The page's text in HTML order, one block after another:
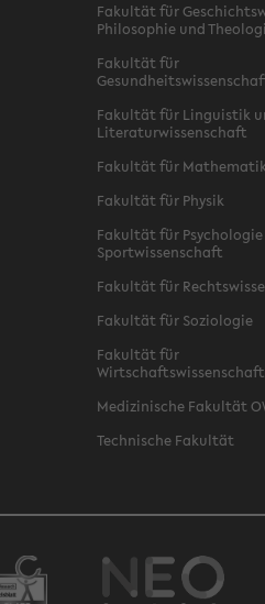
Fakultät für
Philosophie und
Fakultät für
Fakultät für Linguistik
Literaturwissenschaft
Fakultät für
Fakultät für Physik
Fakultät für
Sportwissenschaft
Fakultät für
Fakultät für Soziologie
Fakultät für
Medizinische Fakultät
Technische Fakultät